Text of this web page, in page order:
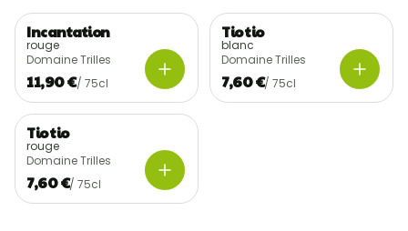
Récolte locale
Incantation
rouge
Domaine Trilles
11,90 €/ 75cl
Récolte locale
Tio tio
blanc
Domaine Trilles
7,60 €/75cl
Récolte locale
Tio tio
rouge
Domaine Trilles
7,60 €/75cl